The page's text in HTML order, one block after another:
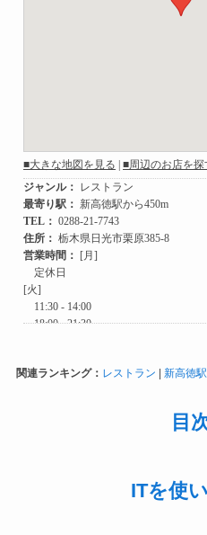
関連ランキング： レストラン 新高徳駅
目
ITを使